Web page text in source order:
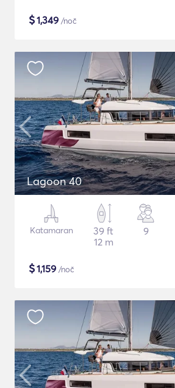
$1,349 /noč
Lagoon 40
Katamaran
39 ft
12 m
9
$1,159 /noč